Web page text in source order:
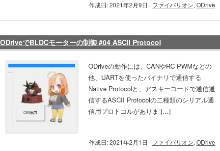
作成日: 2021年2月9日 | ファイバリオン, ODrive
ODriveでBLDCモーターの制御 #04 ASCII Protocol
ODriveの動作には、CANやRC PWMなどの
他、UARTを使ったバイナリで通信する
Native Protocolと、アスキーコードで通信通
信するASCII Protocolの二種類のシリアル通
信用プロトコルがありま […]
作成日: 2021年2月1日 | ファイバリオン, ODrive